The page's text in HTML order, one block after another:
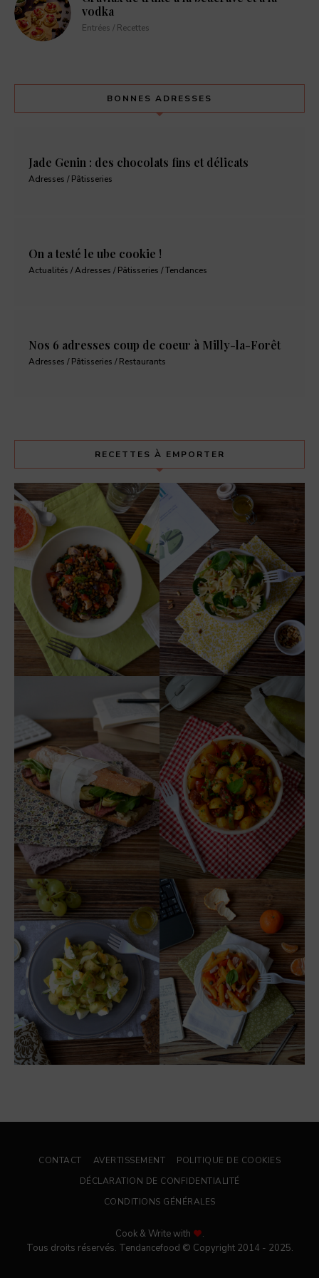
vodka
Entrées / Recettes
BONNES ADRESSES
Jade Genin : des chocolats fins et délicats
Adresses / Pâtisseries
On a testé le ube cookie !
Actualités / Adresses / Pâtisseries / Tendances
Nos 6 adresses coup de coeur à Milly-la-Forêt
Adresses / Pâtisseries / Restaurants
RECETTES À EMPORTER
CONTACT AVERTISSEMENT
POLITIQUE DE COOKIES
DÉCLARATION DE CONFIDENTIALITÉ
CONDITIONS GÉNÉRALES
Cook & Write with
.
Tous droits réservés. Tendancefood © Copyright 2014 - 2025.